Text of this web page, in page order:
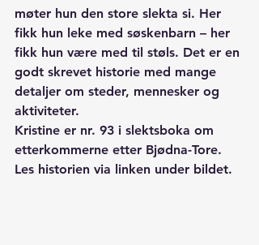
møter hun den store slekta si. Her
fikk hun leke med søskenbarn – her
fikk hun være med til støls. Det er en
godt skrevet historie med mange
detaljer om steder, mennesker og
aktiviteter.
Kristine er nr. 93 i slektsboka om
etterkommerne etter Bjødna-Tore.
Les historien via linken under bildet.